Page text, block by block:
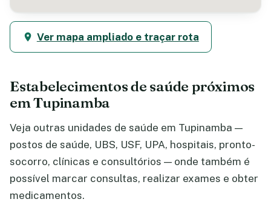
Ver mapa ampliado e traçar rota
Estabelecimentos de saúde próximos
em Tupinamba
Veja outras unidades de saúde em Tupinamba —
postos de saúde, UBS, USF, UPA, hospitais, pronto-
socorro, clínicas e consultórios — onde também é
possível marcar consultas, realizar exames e obter
medicamentos.